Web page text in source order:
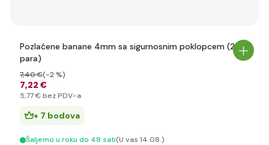
Pozlaćene banane 4mm sa sigurnosnim poklopcem (2
para)
7,22 €
7,40 €(-2 %)
5,77 € bez PDV-a
+ 7 bodova
Šaljemo u roku do 48 sati(U vas 14.08.)